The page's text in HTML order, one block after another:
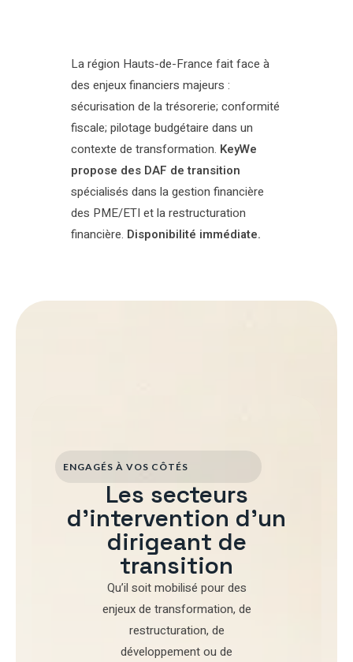
La région Hauts-de-France fait face à
des enjeux financiers majeurs :
sécurisation de la trésorerie; conformité
fiscale; pilotage budgétaire dans un
contexte de transformation. KeyWe
propose des DAF de transition
spécialisés dans la gestion financière
des PME/ETI et la restructuration
financière. Disponibilité immédiate.
ENGAGÉS À VOS CÔTÉS
Les secteurs
d'intervention d'un
dirigeant de
transition
Qu’il soit mobilisé pourdes
enjeux de transformation, de
restructuration, de
développementou de